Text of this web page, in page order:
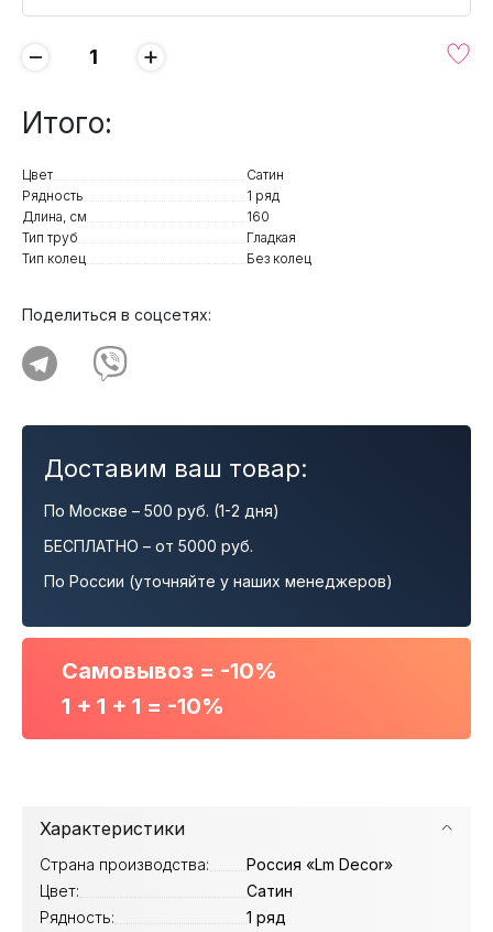
− +
Итого:
Цвет
Сатин
Рядность
1 ряд
Длина, см
160
Тип труб
Гладкая
Тип колец
Без колец
Поделиться в соцсетях:
Доставим ваш товар:
По Москве – 500 руб. (1-2 дня)
БЕСПЛАТНО – от 5000 руб.
По России (уточняйте у наших менеджеров)
Самовывоз = -10%
1 + 1 + 1 = -10%
Характеристики
Страна производства:
Россия «Lm Decor»
Цвет:
Сатин
Рядность:
1 ряд